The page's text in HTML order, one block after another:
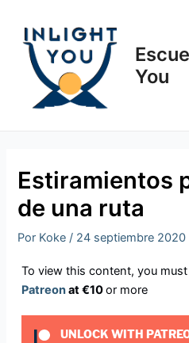
contenido
You
Estiramientos
de una ruta
Por Koke / 24 septiembre 2020
To view this content, you
Patreonat €10or more
UNLOCK WITH
entradas